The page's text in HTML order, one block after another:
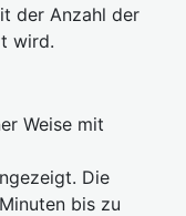
der Anzahl der
wird.
Weise mit
Die
bis zu